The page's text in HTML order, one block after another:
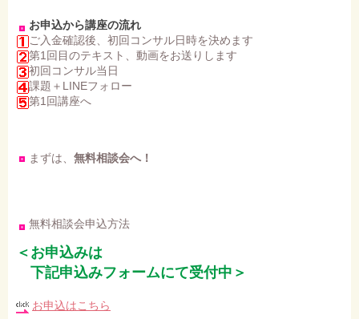
お申込から講座の流れ
ご入金確認後、初回コンサル日時を決めます
第1回目のテキスト、動画をお送りします
初回コンサル当日
課題＋LINEフォロー
第1回講座へ
まずは、 無料相談会へ！
無料相談会申込方法
＜お申込みは
下記申込みフォームにて受付中＞
お申込はこちら